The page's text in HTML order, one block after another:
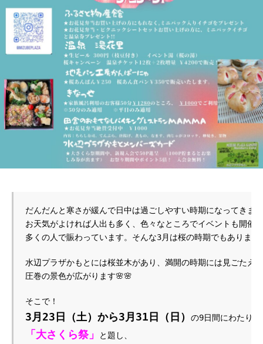
だんだんと寒さが緩んで日中は過ごしやすい時期になってきま
お天気がよければ人出も多く、色々なところでイベントも開催
多くの人で賑わっています。そんな3月は桜の時期でもあります
水辺プラザかもとには桜並木があり、満開の時期には見ごたえ
圧巻の景色が広がります🌸🌸
そこで！
3月23日（土）から3月31日（日） の9日間にわたり、
「大さくら祭」
と題し、